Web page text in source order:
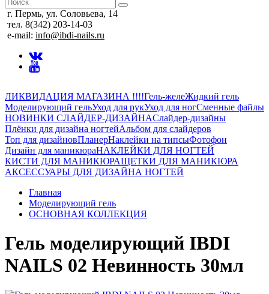
г. Пермь, ул. Соловьева, 14
тел. 8(342) 203-14-03
e-mail: info@ibdi-nails.ru
ЛИКВИДАЦИЯ МАГАЗИНА !!!!Гель-желеЖидкий гель
Моделирующий гельУход для рукУход для ногСменные файлы
НОВИНКИ СЛАЙДЕР-ДИЗАЙНАСлайдер-дизайны
Плёнки для дизайна ногтейАльбом для слайдеров
Топ для дизайновПланерНаклейки на типсыФотофон
Дизайн для маникюраНАКЛЕЙКИ ДЛЯ НОГТЕЙ
КИСТИ ДЛЯ МАНИКЮРАЩЕТКИ ДЛЯ МАНИКЮРА
АКСЕССУАРЫ ДЛЯ ДИЗАЙНА НОГТЕЙ
Главная
Моделирующий гель
ОСНОВНАЯ КОЛЛЕКЦИЯ
Гель моделирующий IBDI
NAILS 02 Невинность 30мл